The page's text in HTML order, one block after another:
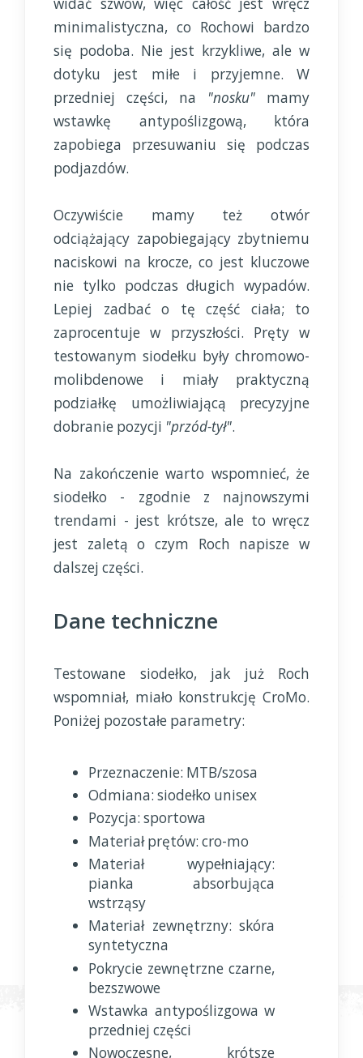
minimalistyczna, co Rochowi bardzo
się podoba. Nie jest krzykliwe, ale w
dotyku jest miłe i przyjemne. W
przedniej części, na "nosku" mamy
wstawkę antypoślizgową, która
zapobiega przesuwaniu się podczas
podjazdów.
Oczywiście mamy też otwór
odciążający zapobiegający zbytniemu
naciskowi na krocze, co jest kluczowe
nie tylko podczas długich wypadów.
Lepiej zadbać o tę część ciała; to
zaprocentuje w przyszłości. Pręty w
testowanym siodełku były chromowo-
molibdenowe i miały praktyczną
podziałkę umożliwiającą precyzyjne
dobranie pozycji "przód-tył".
Na zakończenie warto wspomnieć, że
siodełko - zgodnie z najnowszymi
trendami - jest krótsze, ale to wręcz
jest zaletą o czym Roch napisze w
dalszej części.
Dane techniczne
Testowane siodełko, jak już Roch
wspomniał, miało konstrukcję CroMo.
Poniżej pozostałe parametry:
Przeznaczenie: MTB/szosa
Odmiana: siodełko unisex
Pozycja: sportowa
Materiał prętów: cro-mo
Materiał wypełniający:
pianka absorbująca
wstrząsy
Materiał zewnętrzny: skóra
syntetyczna
Pokrycie zewnętrzne czarne,
bezszwowe
Wstawka antypoślizgowa w
przedniej części
Nowoczesne, krótsze